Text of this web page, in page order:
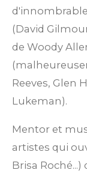
(David
de Woody
Reeves, Glen
Lukeman).
Mentor et
artistes qui
Brisa